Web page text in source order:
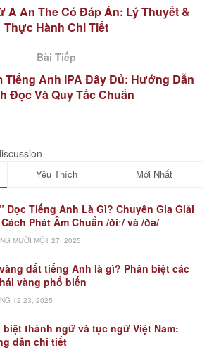
A An The Có Đáp Án: Lý Thuyết &
Thực Hành Chi Tiết
Bài Tiếp
Tiếng Anh IPA Đầy Đủ: Hướng Dẫn
Đọc Và Quy Tắc Chuẩn
Yêu Thích Mới Nhất
Đọc Tiếng Anh Là Gì? Chuyên Gia Giải
Phát Âm Chuẩn /ðiː/ và /ðə/
MƯỜI MỘT 27, 2025
đất tiếng Anh là gì? Phân biệt các
vàng phổ biến
12 23, 2025
biệt thành ngữ và tục ngữ Việt Nam:
dẫn chi tiết